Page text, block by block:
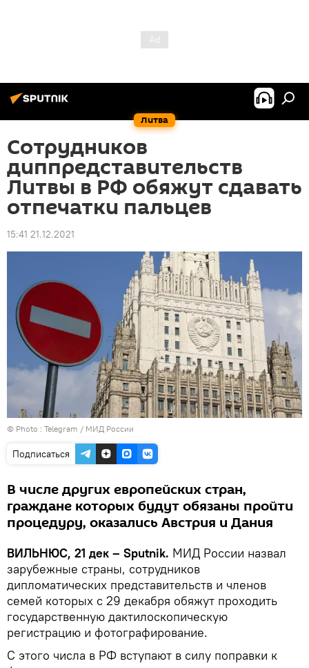
Литва
Сотрудников
диппредставительств
Литвы в РФ обяжут сдавать
отпечатки пальцев
15:41 21.12.2021
© Photo : Telegram / МИД России
Подписаться
В числе других европейских стран,
граждане которых будут обязаны пройти
процедуру, оказались Австрия и Дания
ВИЛЬНЮС, 21 дек – Sputnik. МИД России назвал
зарубежные страны, сотрудников
дипломатических представительств и членов
семей которых с 29 декабря обяжут проходить
государственную дактилоскопическую
регистрацию и фотографирование.
С этого числа в РФ вступают в силу поправки к